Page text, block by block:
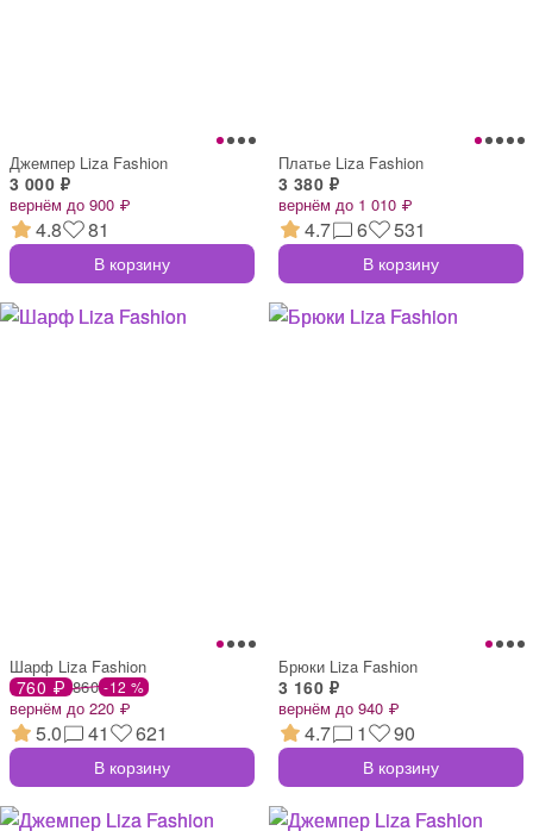
Джемпер Liza Fashion
3 000 ₽
вернём до 900 ₽
4.8 81
В корзину
Платье Liza Fashion
3 380 ₽
вернём до 1 010 ₽
4.7 6 531
В корзину
Шарф Liza Fashion
760 ₽ 860 -12 %
вернём до 220 ₽
5.0 41 621
В корзину
Брюки Liza Fashion
3 160 ₽
вернём до 940 ₽
4.7 1 90
В корзину